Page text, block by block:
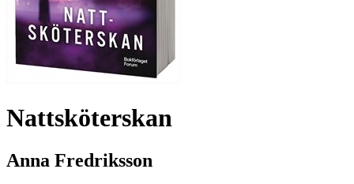
Nattsköterskan
Anna Fredriksson